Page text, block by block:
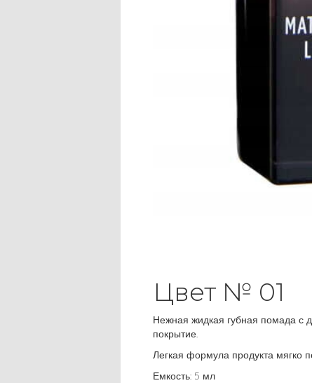
Цвет № 01
Нежная жидкая губная помада с
покрытие.
Легкая формула продукта мягко
Емкость: 5 мл